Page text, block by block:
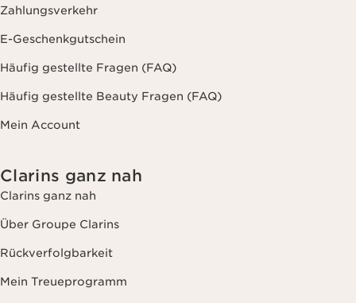
Zahlungsverkehr
E-Geschenkgutschein
Häufig gestellte Fragen (FAQ)
Häufig gestellte Beauty Fragen (FAQ)
Mein Account
Clarins ganz nah
Clarins ganz nah
Über Groupe Clarins
Rückverfolgbarkeit
Mein Treueprogramm